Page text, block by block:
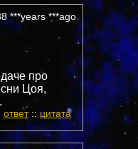
***years ***ago
про
Цоя,
ответ:: цитата